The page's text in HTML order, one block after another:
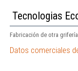
Tecnologias
Fabricación de otra
Datos comerciales